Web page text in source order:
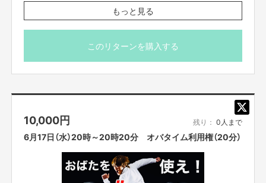
当日は、動きやすい格好且つ、畳1畳分のスペースのある
ところでご参加ください。
カメラをオフにして参加でも問題ありませんが、カメラを
＊また、配信のURLは、入金されて以降、配信前々日の間
までにはお送りをさせて頂きます。よろしくお願いいたし
ます。
プロジェクト本文の末尾に記載されている【ご支援にあ
たってのご注意事項】を必ずご一読ください。
もっと見る
このリターンを購入する
10,000円 残り： 0人まで
6月17日（水）20時～20時20分 オバタイム利用権（20分）